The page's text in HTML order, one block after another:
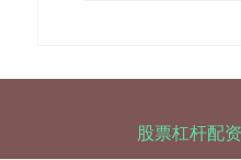
股票杠杆配